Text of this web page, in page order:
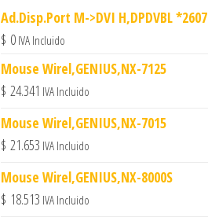
Ad.Disp.Port M->DVI H,DPDVBL *2607
$ 0 IVA Incluido
Mouse Wirel,GENIUS,NX-7125
$ 24.341 IVA Incluido
Mouse Wirel,GENIUS,NX-7015
$ 21.653 IVA Incluido
Mouse Wirel,GENIUS,NX-8000S
$ 18.513 IVA Incluido